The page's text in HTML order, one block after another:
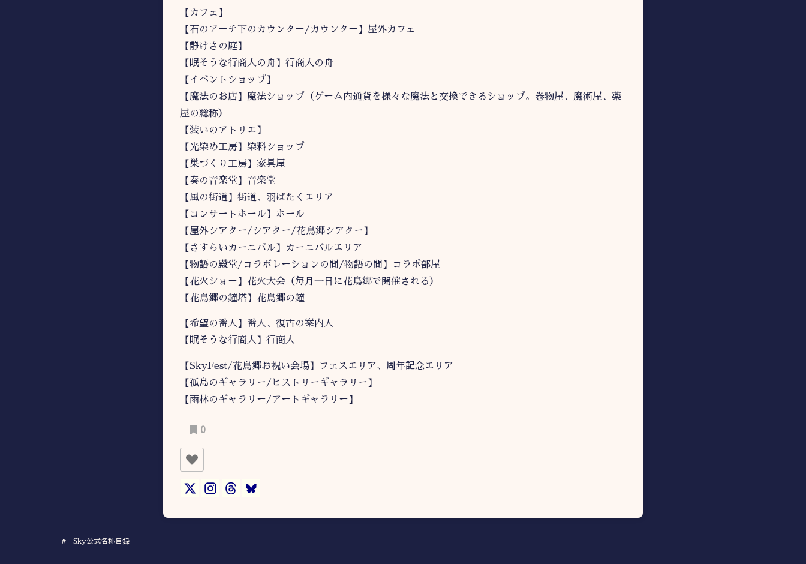
【カフェ】
【石のアーチ下のカウンター/カウンター】屋外カフェ
【静けさの庭】
【眠そうな行商人の舟】行商人の舟
【イベントショップ】
【魔法のお店】魔法ショップ（ゲーム内通貨を様々な魔法と交換できるショップ。巻物屋、魔術屋、薬
屋の総称）
【装いのアトリエ】
【光染め工房】染料ショップ
【巣づくり工房】家具屋
【奏の音楽堂】音楽堂
【風の街道】街道、羽ばたくエリア
【コンサートホール】ホール
【屋外シアター/シアター/花鳥郷シアター】
【さすらいカーニバル】カーニバルエリア
【物語の殿堂/コラボレーションの間/物語の間】コラボ部屋
【花火ショー】花火大会（毎月一日に花鳥郷で開催される）
【花鳥郷の鐘塔】花鳥郷の鐘
【希望の番人】番人、復古の案内人
【眠そうな行商人】行商人
【SkyFest/花鳥郷お祝い会場】フェスエリア、周年記念エリア
【孤島のギャラリー/ヒストリーギャラリー】
【雨林のギャラリー/アートギャラリー】
0
# Sky公式名称目録